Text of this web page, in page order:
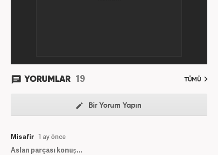
YORUMLAR 19 TÜMÜ
Bir Yorum Yapın
Misafir 1 ay önce
Aslan parçası konuṣ...